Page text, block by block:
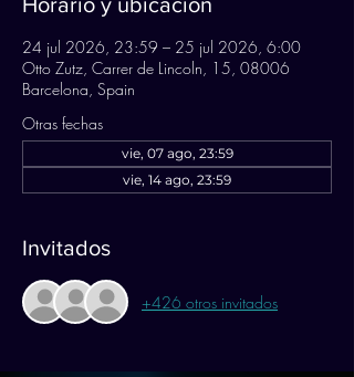
24 jul 2026, 23:59 – 25 jul 2026, 6:00
Otto Zutz, Carrer de Lincoln, 15, 08006
Barcelona, Spain
Otras fechas
vie, 07 ago, 23:59
vie, 14 ago, 23:59
Invitados
+426 otros invitados